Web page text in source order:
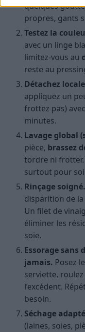
quelques
propres, gants
Testez la
avec un linge
limitez-vous au
reste au
Détachez
appliquez un
frottez pas)
minutes.
Lavage global
pièce, brassez
tordre ni frotter.
surtout pour
Rinçage soigné.
disparition de
Un filet de
éliminer les
soie.
Essorage sans
jamais. Posez
serviette,
l’excédent.
besoin.
Séchage
(laines, soies,